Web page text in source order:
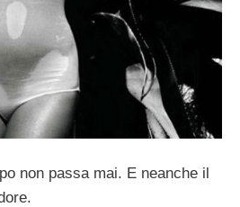
non passa mai. E neanche il